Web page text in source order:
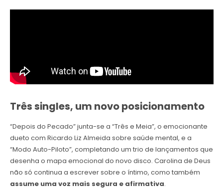
Três singles, um novo posicionamento
“Depois do Pecado” junta-se a “Três e Meia”, o emocionante
dueto com Ricardo Liz Almeida sobre saúde mental, e a
“Modo Auto-Piloto”, completando um trio de lançamentos que
desenha o mapa emocional do novo disco. Carolina de Deus
não só continua a escrever sobre o íntimo, como também
assume uma voz mais segura e afirmativa.